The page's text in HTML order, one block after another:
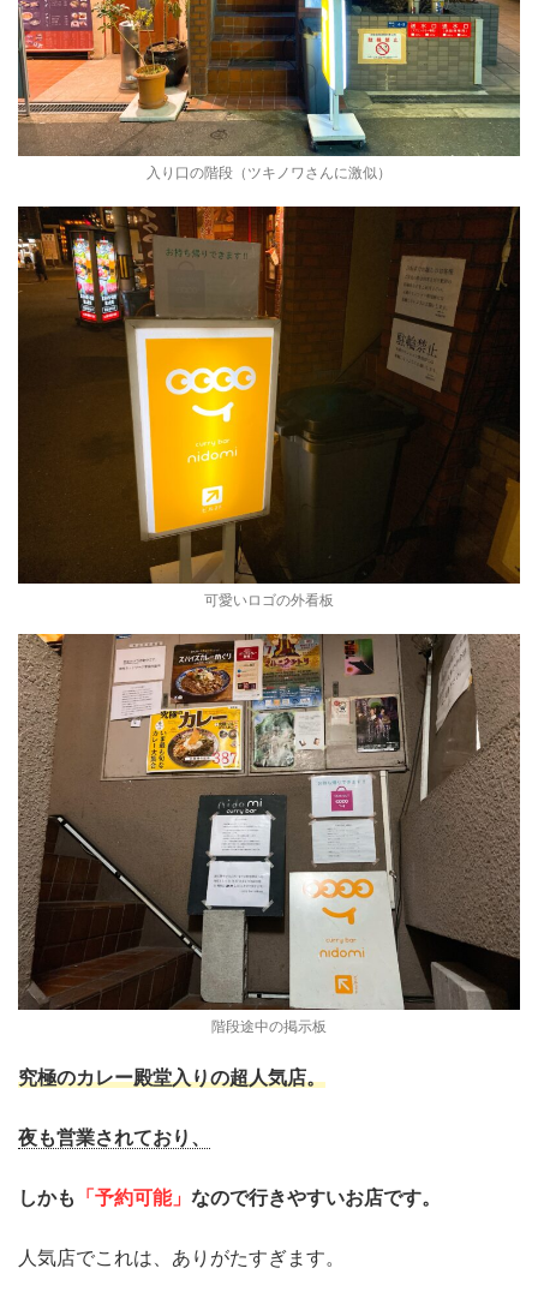
入り口の階段（ツキノワさんに激似）
可愛いロゴの外看板
階段途中の掲示板
究極のカレー殿堂入りの超人気店。
夜も営業されており、
しかも 「 予約可能」 なので行きやすいお店です。
人気店でこれは、ありがたすぎます。